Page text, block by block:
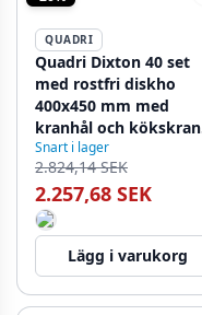
QUADRI
Quadri Dixton 40 set
med rostfri diskho
400x450 mm med
kranhål och kökskran
Quadri Coventry
rostfritt stål
Snart i lager
2.824,14 SEK
2.257,68 SEK
Lägg i varukorg